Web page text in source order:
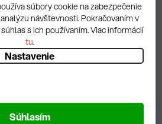
súbory cookie na zabezpečenie
návštevnosti. Pokračovaním v
s ich používaním. Viac informácií
tu.
Nastavenie
Súhlasím